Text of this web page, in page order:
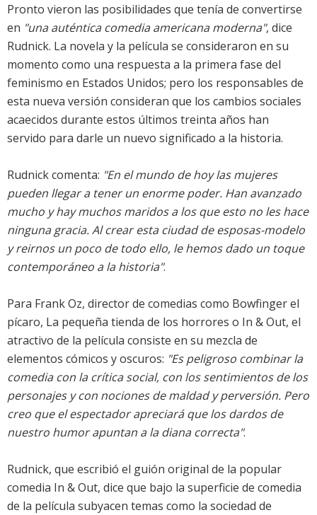
Pronto vieron las posibilidades que tenía de convertirse
en "una auténtica comedia americana moderna", dice
Rudnick. La novela y la película se consideraron en su
momento como una respuesta a la primera fase del
feminismo en Estados Unidos; pero los responsables de
esta nueva versión consideran que los cambios sociales
acaecidos durante estos últimos treinta años han
servido para darle un nuevo significado a la historia.
Rudnick comenta: "En el mundo de hoy las mujeres
pueden llegar a tener un enorme poder. Han avanzado
mucho y hay muchos maridos a los que esto no les hace
ninguna gracia. Al crear esta ciudad de esposas-modelo
y reirnos un poco de todo ello, le hemos dado un toque
contemporáneo a la historia".
Para Frank Oz, director de comedias como Bowfinger el
pícaro, La pequeña tienda de los horrores o In & Out, el
atractivo de la película consiste en su mezcla de
elementos cómicos y oscuros: "Es peligroso combinar la
comedia con la crítica social, con los sentimientos de los
personajes y con nociones de maldad y perversión. Pero
creo que el espectador apreciará que los dardos de
nuestro humor apuntan a la diana correcta".
Rudnick, que escribió el guión original de la popular
comedia In & Out, dice que bajo la superficie de comedia
de la película subyacen temas como la sociedad de